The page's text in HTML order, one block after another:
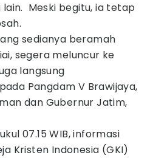
Meski begitu, ia tetap
sedianya beramah
segera meluncur ke
langsung
Pangdam V Brawijaya,
dan Gubernur Jatim,
07.15 WIB, informasi
Kristen Indonesia (GKI)